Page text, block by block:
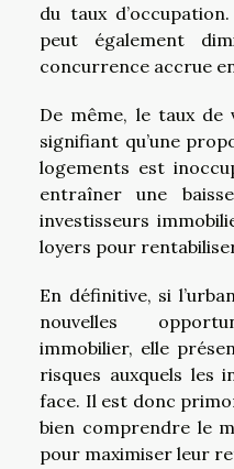
du taux
peut également
concurrence accrue
De même, le taux de
signifiant qu’une
logements est
entraîner une
investisseurs
loyers pour
En définitive, si
nouvelles
immobilier, elle
risques auxquels les
face. Il est donc
bien comprendre le
pour maximiser leur